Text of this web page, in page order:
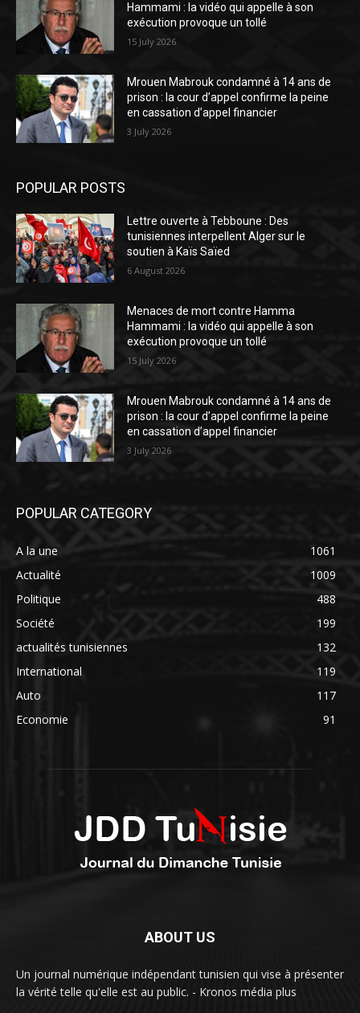
Hammami : la vidéo qui appelle à son
exécution provoque un tollé
15 July 2026
Mrouen Mabrouk condamné à 14 ans de
prison : la cour d’appel confirme la peine
en cassation d’appel financier
3 July 2026
POPULAR POSTS
Lettre ouverte à Tebboune : Des
tunisiennes interpellent Alger sur le
soutien à Kaïs Saïed
6 August 2026
Menaces de mort contre Hamma
Hammami : la vidéo qui appelle à son
exécution provoque un tollé
15 July 2026
Mrouen Mabrouk condamné à 14 ans de
prison : la cour d’appel confirme la peine
en cassation d’appel financier
3 July 2026
POPULAR CATEGORY
A la une
1061
Actualité
1009
Politique
488
Société
199
actualités tunisiennes
132
International
119
Auto
117
Economie
91
ABOUT US
Un journal numérique indépendant tunisien qui vise à présenter
la vérité telle qu'elle est au public. - Kronos média plus